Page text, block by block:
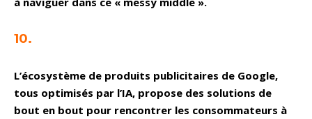
10.
L’écosystème de produits publicitaires de Google,
tous optimisés par l’IA, propose des solutions de
bout en bout pour rencontrer les consommateurs à